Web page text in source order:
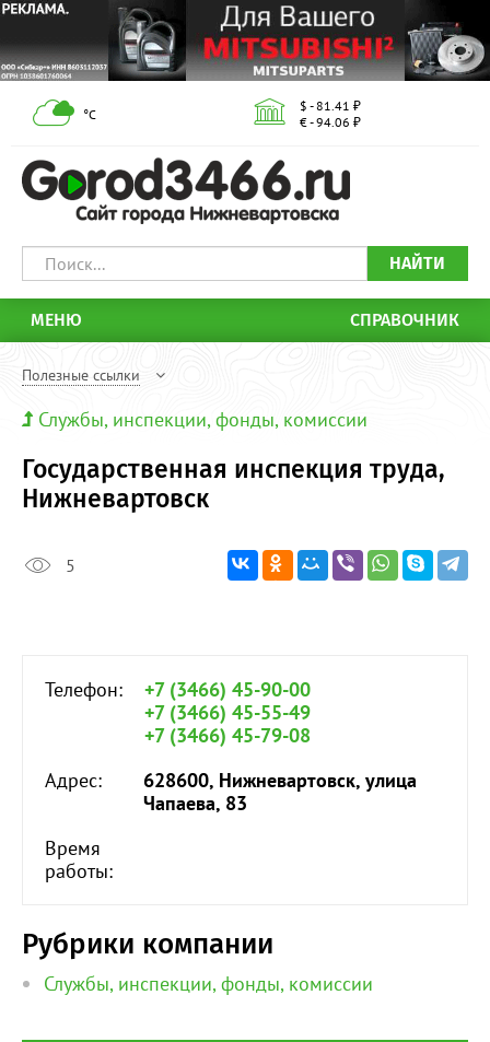
°С
$ - 81.41 ₽
€ - 94.06 ₽
НАЙТИ
МЕНЮ СПРАВОЧНИК
Полезные ссылки
Службы, инспекции, фонды, комиссии
Государственная инспекция труда,
Нижневартовск
5
Телефон:
+7 (3466) 45-90-00
+7 (3466) 45-55-49
+7 (3466) 45-79-08
Адрес:
628600, Нижневартовск, улица
Чапаева, 83
Время
работы:
Рубрики компании
Службы, инспекции, фонды, комиссии